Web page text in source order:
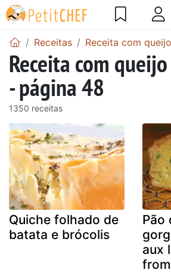
Receitas Receita com
Receita com
- página 48
1350 receitas
Quiche folhado de
batata e brócolis
Pão
aux